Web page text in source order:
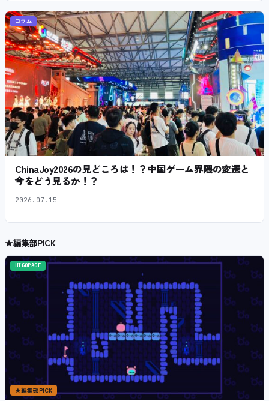
コラム
ChinaJoy2026の見どころは！？中国ゲーム界隈の変遷と
今をどう見るか！？
2026.07.15
★編集部PICK
HIGOPAGE
★編集部PICK